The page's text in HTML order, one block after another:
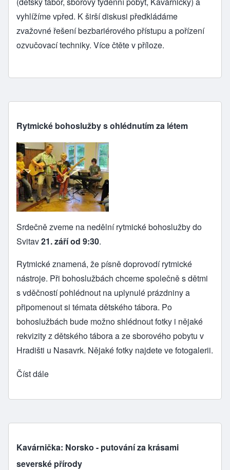
vyhlížíme vpřed. K širší diskusi předkládáme
zvažovné řešení bezbariérového přístupu a pořízení
ozvučovací techniky. Více čtěte v příloze.
Rytmické bohoslužby s ohlédnutím za létem
Srdečně zveme na nedělní rytmické bohoslužby do
Svitav21. září od 9:30.
Rytmické znamená, že písně doprovodí rytmické
nástroje. Při bohoslužbách chceme společně s dětmi
s vděčností pohlédnout na uplynulé prázdniny a
připomenout si témata dětského tábora. Po
bohoslužbách bude možno shlédnout fotky i nějaké
rekvizity z dětského tábora a ze sborového pobytu v
Hradišti u Nasavrk. Nějaké fotky najdete vefotogalerii.
Číst dále
Kavárnička: Norsko - putování za krásami
severské přírody